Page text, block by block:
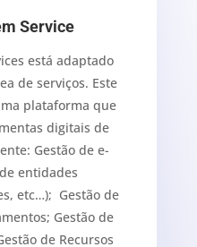
Service
está adaptado
de serviços. Este
plataforma que
digitais de
Gestão de e-
entidades
etc…); Gestão de
Gestão de
de Recursos